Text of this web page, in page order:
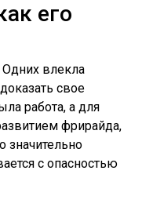
его
влекла
свое
работа, а для
фрирайда,
значительно
с опасностью